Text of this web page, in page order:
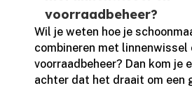
voorraadbeheer?
Wil je weten hoe je
combineren met linnenwissel
voorraadbeheer? Dan kom je
achter dat het draait om een